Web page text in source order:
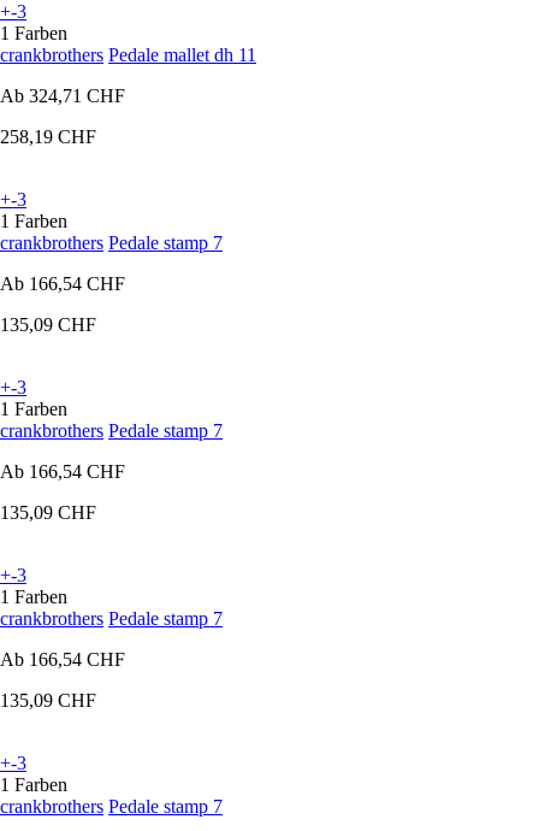
+-3
1 Farben
crankbrothers Pedale mallet dh 11
Ab 324,71 CHF
258,19 CHF
+-3
1 Farben
crankbrothers Pedale stamp 7
Ab 166,54 CHF
135,09 CHF
+-3
1 Farben
crankbrothers Pedale stamp 7
Ab 166,54 CHF
135,09 CHF
+-3
1 Farben
crankbrothers Pedale stamp 7
Ab 166,54 CHF
135,09 CHF
+-3
1 Farben
crankbrothers Pedale stamp 7